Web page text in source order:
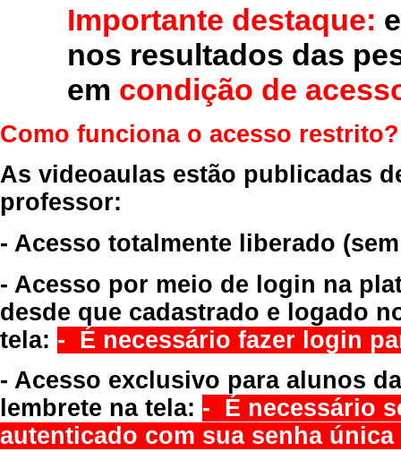
Importante destaque:
nos resultados das
em condição de
Como funciona o acesso restrito?
As videoaulas estão publicadas
professor:
- Acesso totalmente liberado
- Acesso por meio de login na
desde que cadastrado e logado
tela: - É necessário fazer login
- Acesso exclusivo para alunos
lembrete na tela: - É necessário
autenticado com sua senha